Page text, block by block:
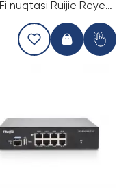
nuqtasi Ruijie Reyee
RAP52-OD